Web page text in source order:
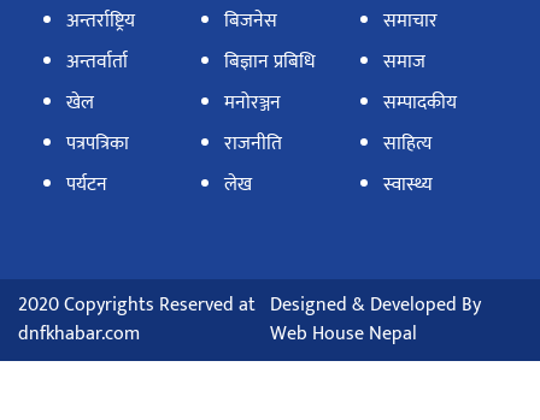
अन्तर्राष्ट्रिय
अन्तर्वार्ता
खेल
पत्रपत्रिका
पर्यटन
बिजनेस
बिज्ञान प्रबिधि
मनोरञ्जन
राजनीति
लेख
समाचार
समाज
सम्पादकीय
साहित्य
स्वास्थ्य
2020 Copyrights Reserved at
dnfkhabar.com
Designed & Developed By
Web House Nepal